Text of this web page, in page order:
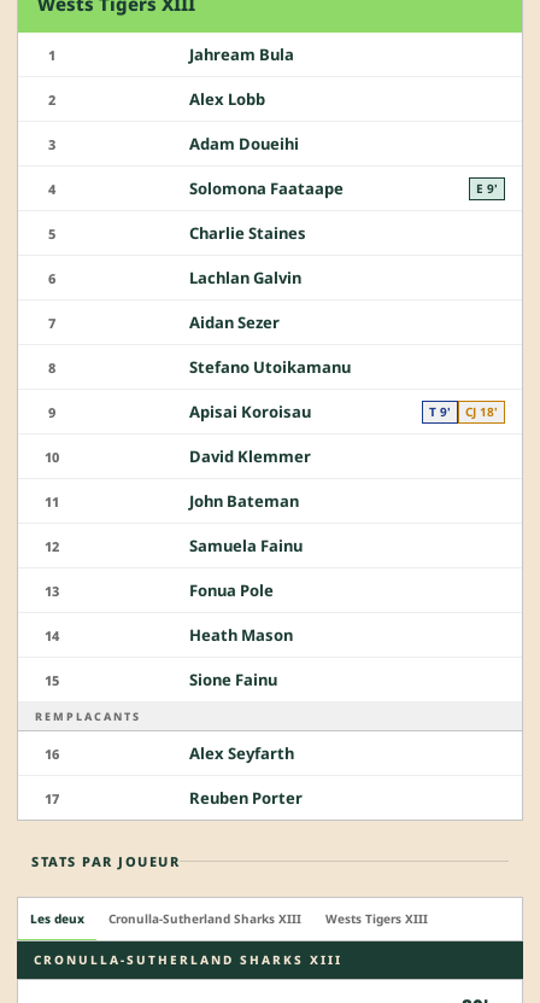
1 Jahream Bula
2 Alex Lobb
3 Adam Doueihi
4 Solomona Faataape E 9'
5 Charlie Staines
6 Lachlan Galvin
7 Aidan Sezer
8 Stefano Utoikamanu
9 Apisai Koroisau T 9' CJ 18'
10 David Klemmer
11 John Bateman
12 Samuela Fainu
13 Fonua Pole
14 Heath Mason
15 Sione Fainu
REMPLACANTS
16 Alex Seyfarth
17 Reuben Porter
STATS PAR JOUEUR
Les deux Cronulla-Sutherland Sharks XIII Wests Tigers XIII
CRONULLA-SUTHERLAND SHARKS XIII